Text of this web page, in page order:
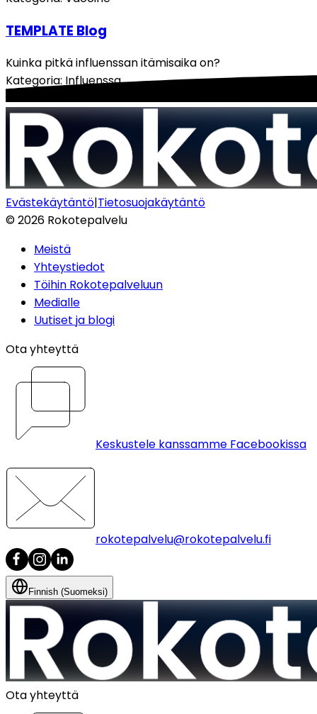
TEMPLATE Blog
Kuinka pitkä influenssan itämisaika on?
Kategoria: Influenssa
Evästekäytäntö|Tietosuojakäytäntö
©2026 Rokotepalvelu
Meistä
Yhteystiedot
Töihin Rokotepalveluun
Medialle
Uutiset ja blogi
Ota yhteyttä
Keskustele kanssamme Facebookissa
rokotepalvelu@rokotepalvelu.fi
Finnish (Suomeksi)
Ota yhteyttä